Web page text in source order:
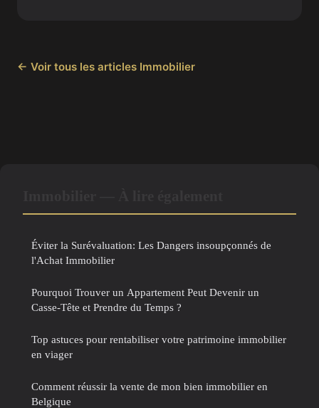
← Voir tous les articles Immobilier
Éviter la Surévaluation: Les Dangers insoupçonnés de
l'Achat Immobilier
Pourquoi Trouver un Appartement Peut Devenir un
Casse-Tête et Prendre du Temps ?
Top astuces pour rentabiliser votre patrimoine immobilier
en viager
Comment réussir la vente de mon bien immobilier en
Belgique